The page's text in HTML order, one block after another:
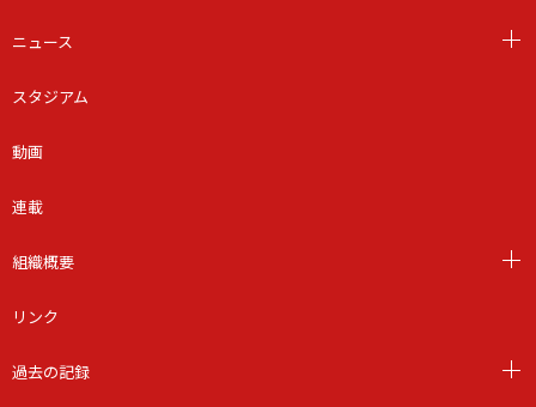
ニュース
スタジアム
動画
連載
組織概要
リンク
過去の記録